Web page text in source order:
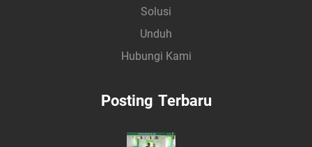
Solusi
Unduh
Hubungi Kami
Posting Terbaru